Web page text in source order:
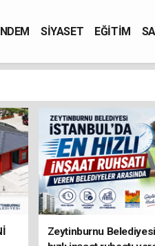
SİYASET EĞİTİM
Zeytinburnu